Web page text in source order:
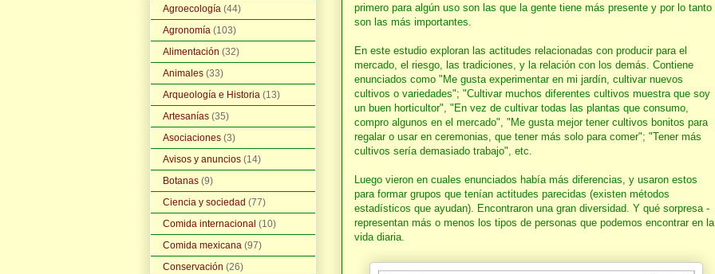
primero para algún uso son las que la gente tiene más presente y por lo tanto
son las más importantes.
En este estudio exploran las actitudes relacionadas con producir para el
mercado, el riesgo, las tradiciones, y la relación con los demás. Contiene
enunciados como "Me gusta experimentar en mi jardín, cultivar nuevos
cultivos o variedades"; "Cultivar muchos diferentes cultivos muestra que soy
un buen horticultor", "En vez de cultivar todas las plantas que consumo,
compro algunos en el mercado", "Me gusta mejor tener cultivos bonitos para
regalar o usar en ceremonias, que tener más solo para comer"; "Tener más
cultivos sería demasiado trabajo", etc.
Luego vieron en cuales enunciados había más diferencias, y usaron estos
para formar grupos que tenían actitudes parecidas (existen métodos
estadísticos que ayudan). Encontraron una gran diversidad. Y qué sorpresa -
representan más o menos los tipos de personas que podemos encontrar en la
vida diaria.
Agroecología (44)
Agronomía (103)
Alimentación (32)
Animales (33)
Arqueología e Historia (13)
Artesanías (35)
Asociaciones (3)
Avisos y anuncios (14)
Botanas (9)
Ciencia y sociedad (77)
Comida internacional (10)
Comida mexicana (97)
Conservación (26)